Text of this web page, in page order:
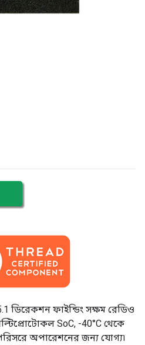
ডিরেকশন ফাইন্ডিং সক্ষম রেডিও
SoC, -40°C থেকে
অপারেশনের জন্য যোগ্য৷